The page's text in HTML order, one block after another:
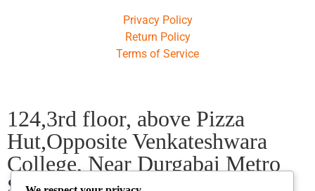
Privacy Policy
Return Policy
Terms of Service
124,3rd floor, above Pizza
Hut,Opposite Venkateshwara
College, Near Durgabai Metro